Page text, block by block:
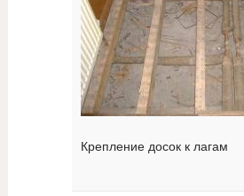
Крепление досок к лагам